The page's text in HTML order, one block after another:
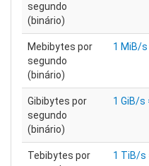
segundo
(binário)
Mebibytes por
segundo
(binário)
1 MiB/
Gibibytes por
segundo
(binário)
1 GiB/s
Tebibytes por
1 TiB/s